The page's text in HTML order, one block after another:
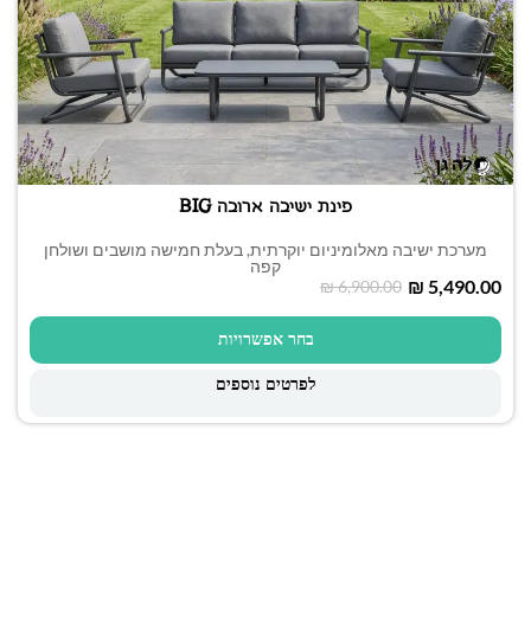
פינת ישיבה ארובה BIG
מערכת ישיבה מאלומיניום יוקרתית, בעלת חמישה מושבים ושולחן
קפה
₪6,900.00 ₪ 5,490.00
בחר אפשרויות
לפרטים נוספים